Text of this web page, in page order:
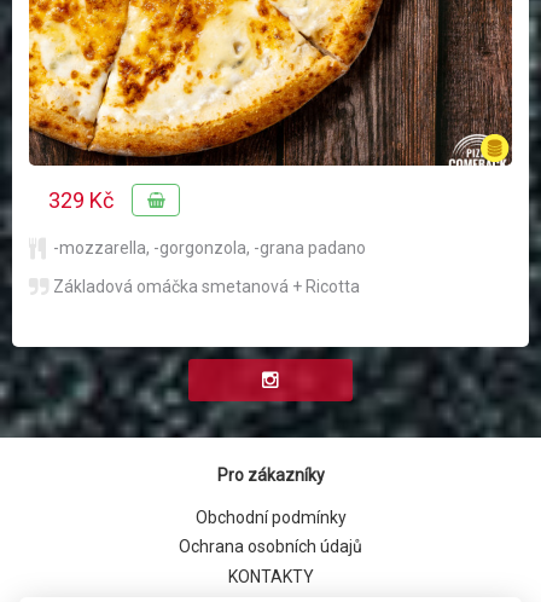
329 Kč
-mozzarella, -gorgonzola, -grana padano
Základová omáčka smetanová + Ricotta
Pro zákazníky
Obchodní podmínky
Ochrana osobních údajů
KONTAKTY